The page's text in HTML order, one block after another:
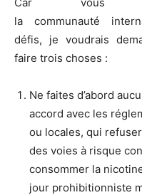
la communauté
défis, je voudrais
faire trois choses :
Ne faites d’abord
accord avec les
ou locales, qui
des voies à risque
consommer la
jour prohibitionniste